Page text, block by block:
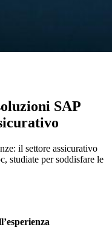
SAP
il settore assicurativo
studiate per soddisfare le